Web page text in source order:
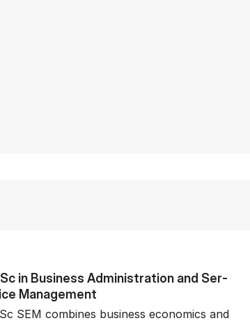
in Busi­ness Ad­min­is­tra­tion and Ser­
Man­age­ment
SEM combines business economics and